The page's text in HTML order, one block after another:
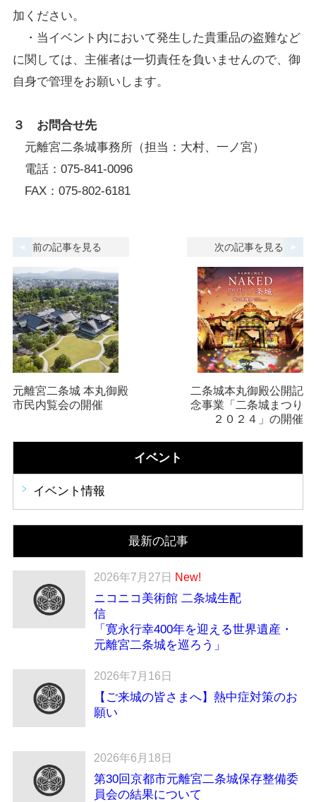
加ください。
・当イベント内において発生した貴重品の盗難など
に関しては、主催者は一切責任を負いませんので、御
自身で管理をお願いします。
３ お問合せ先
元離宮二条城事務所（担当：大村、一ノ宮）
電話：075-841-0096
FAX：075-802-6181
前の記事を見る
元離宮二条城 本丸御殿
市民内覧会の開催
次の記事を見る
二条城本丸御殿公開記
念事業「二条城まつり
２０２４」の開催
イベント
イベント情報
最新の記事
2026年7月27日 New!
ニコニコ美術館 二条城生配
「寛永行幸400年を迎える世界遺産・
元離宮二条城を巡ろう」
2026年7月16日
【ご来城の皆さまへ】熱中症対策のお
願い
2026年6月18日
第30回京都市元離宮二条城保存整備委
員会の結果について